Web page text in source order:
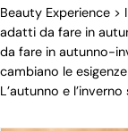
Beauty Experience
adatti da fare in
da fare in autunno-
cambiano le
L’autunno e